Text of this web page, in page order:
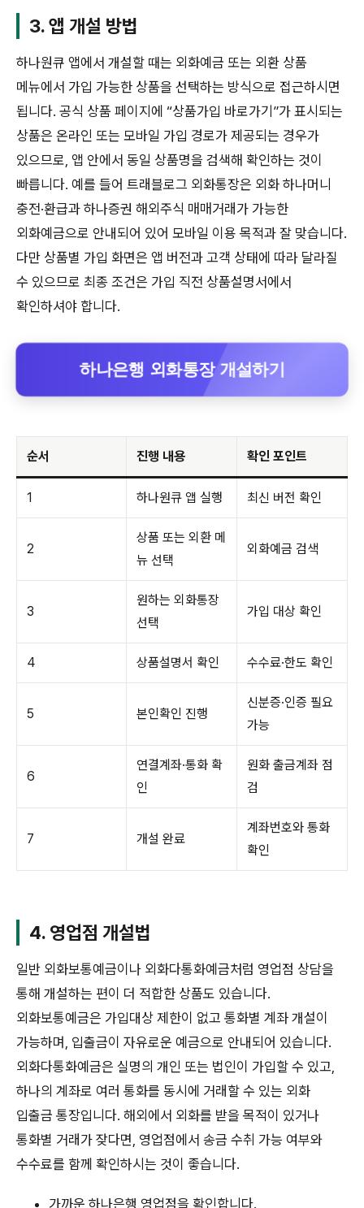
3. 앱 개설 방법
하나원큐 앱에서 개설할 때는 외화예금 또는 외환 상품
메뉴에서 가입 가능한 상품을 선택하는 방식으로 접근하시면
됩니다. 공식 상품 페이지에 “상품가입 바로가기”가 표시되는
상품은 온라인 또는 모바일 가입 경로가 제공되는 경우가
있으므로, 앱 안에서 동일 상품명을 검색해 확인하는 것이
빠릅니다. 예를 들어 트래블로그 외화통장은 외화 하나머니
충전·환급과 하나증권 해외주식 매매거래가 가능한
외화예금으로 안내되어 있어 모바일 이용 목적과 잘 맞습니다.
다만 상품별 가입 화면은 앱 버전과 고객 상태에 따라 달라질
수 있으므로 최종 조건은 가입 직전 상품설명서에서
확인하셔야 합니다.
하나은행 외화통장 개설하기
순서 진행 내용 확인 포인트
1 하나원큐 앱 실행 최신 버전 확인
2
상품 또는 외환 메
뉴 선택
외화예금 검색
3
원하는 외화통장
선택
가입 대상 확인
4 상품설명서 확인 수수료·한도 확인
5 본인확인 진행
신분증·인증 필요
가능
6
연결계좌·통화 확
인
원화 출금계좌 점
검
7 개설 완료
계좌번호와 통화
확인
4. 영업점 개설법
일반 외화보통예금이나 외화다통화예금처럼 영업점 상담을
통해 개설하는 편이 더 적합한 상품도 있습니다.
외화보통예금은 가입대상 제한이 없고 통화별 계좌 개설이
가능하며, 입출금이 자유로운 예금으로 안내되어 있습니다.
외화다통화예금은 실명의 개인 또는 법인이 가입할 수 있고,
하나의 계좌로 여러 통화를 동시에 거래할 수 있는 외화
입출금 통장입니다. 해외에서 외화를 받을 목적이 있거나
통화별 거래가 잦다면, 영업점에서 송금 수취 가능 여부와
수수료를 함께 확인하시는 것이 좋습니다.
가까운 하나은행 영업점을 확인합니다.